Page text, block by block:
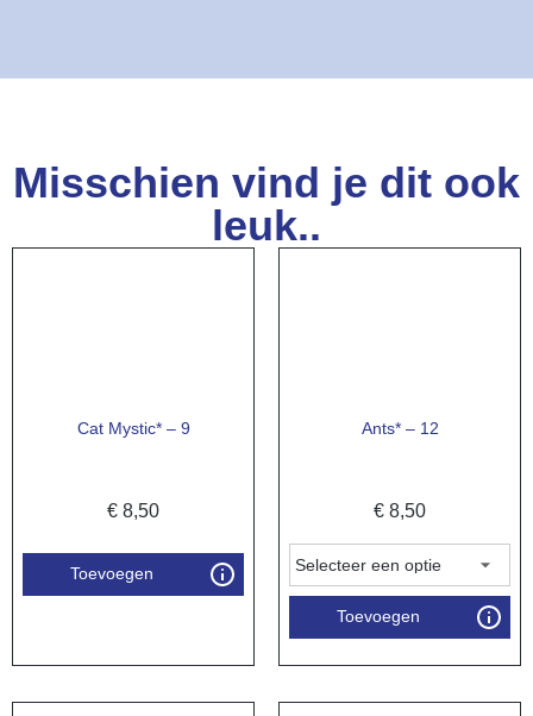
Misschien vind je dit ook
leuk..
Cat Mystic* – 9
€ 8,50
Toevoegen
Ants* – 12
€ 8,50
Toevoegen